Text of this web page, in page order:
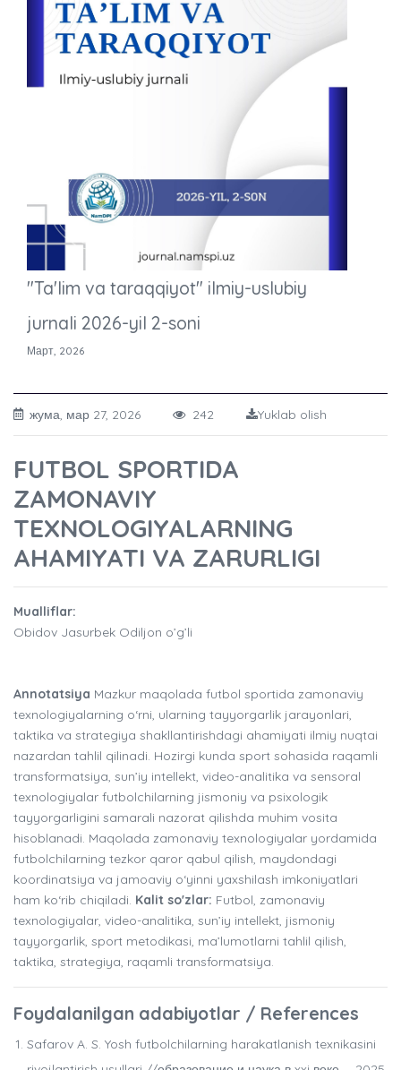
"Ta'lim va taraqqiyot" ilmiy-uslubiy
jurnali 2026-yil 2-soni
Март, 2026
жума, мар 27, 2026 242 Yuklab olish
FUTBOL SPORTIDA
ZAMONAVIY
TEXNOLOGIYALARNING
AHAMIYATI VA ZARURLIGI
Mualliflar:
Obidov Jasurbek Odiljon o’g’li
Annotatsiya Mazkur maqolada futbol sportida zamonaviy
texnologiyalarning o‘rni, ularning tayyorgarlik jarayonlari,
taktika va strategiya shakllantirishdagi ahamiyati ilmiy nuqtai
nazardan tahlil qilinadi. Hozirgi kunda sport sohasida raqamli
transformatsiya, sun’iy intellekt, video-analitika va sensoral
texnologiyalar futbolchilarning jismoniy va psixologik
tayyorgarligini samarali nazorat qilishda muhim vosita
hisoblanadi. Maqolada zamonaviy texnologiyalar yordamida
futbolchilarning tezkor qaror qabul qilish, maydondagi
koordinatsiya va jamoaviy o‘yinni yaxshilash imkoniyatlari
ham ko‘rib chiqiladi. Kalit so'zlar: Futbol, zamonaviy
texnologiyalar, video-analitika, sun’iy intellekt, jismoniy
tayyorgarlik, sport metodikasi, ma’lumotlarni tahlil qilish,
taktika, strategiya, raqamli transformatsiya.
Foydalanilgan adabiyotlar / References
Safarov A. S. Yosh futbolchilarning harakatlanish texnikasini